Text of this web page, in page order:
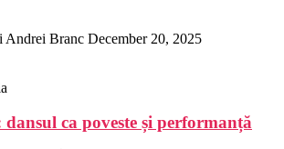
Andrei Branc December 20, 2025
ca poveste și performanță